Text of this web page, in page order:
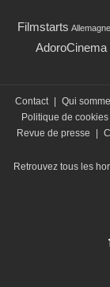
Filmstarts Allemagne
AdoroCinema
Contact Qui
Politique de cookies
Revue de presse
Retrouvez tous les